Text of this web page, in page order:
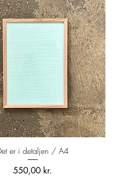
Hurtigvisning
er i detaljen / A4
Pris
550,00 kr.